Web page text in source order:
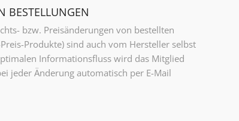
BESTELLUNGEN
bzw. Preisänderungen von bestellten
Produkte) sind auch vom Hersteller selbst
Informationsfluss wird das Mitglied
jeder Änderung automatisch per E-Mail